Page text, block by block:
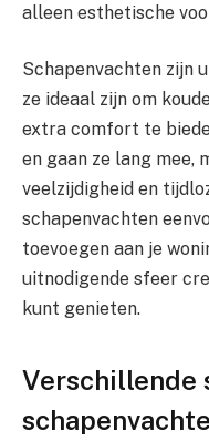
alleen esthetische
Schapenvachten zijn
ze ideaal zijn om
extra comfort te
en gaan ze lang mee,
veelzijdigheid en
schapenvachten
toevoegen aan je
uitnodigende sfeer
kunt genieten.
Verschillende